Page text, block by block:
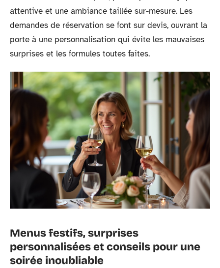
attentive et une ambiance taillée sur-mesure. Les
demandes de réservation se font sur devis, ouvrant la
porte à une personnalisation qui évite les mauvaises
surprises et les formules toutes faites.
Menus festifs, surprises
personnalisées et conseils pour une
soirée inoubliable